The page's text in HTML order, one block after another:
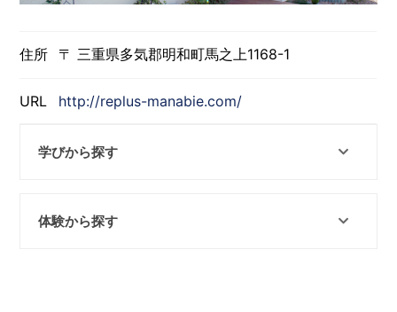
住所 〒 三重県多気郡明和町馬之上1168-1
URL http://replus-manabie.com/
学びから探す
体験から探す